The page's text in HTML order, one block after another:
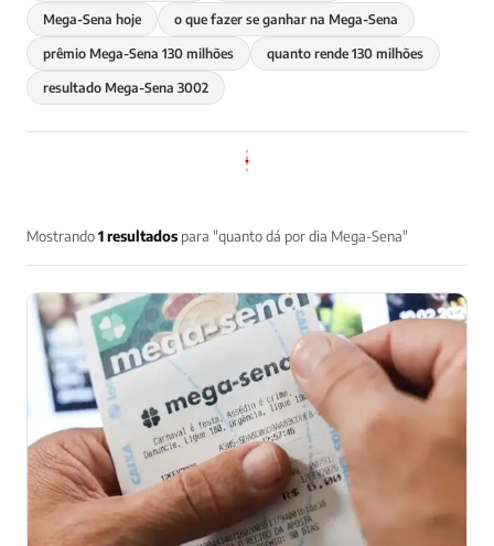
Mega-Sena hoje o que fazer se ganhar na Mega-Sena
prêmio Mega-Sena 130 milhões quanto rende 130 milhões
resultado Mega-Sena 3002
Mostrando1 resultados para "quanto dá por dia Mega-Sena"